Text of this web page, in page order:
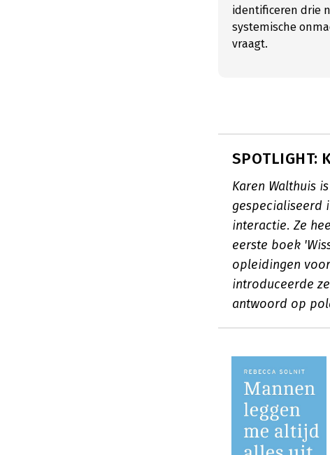
identificeren drie
systemische
vraagt.
Karen Walthuis
gespecialiseerd
interactie. Ze
eerste boek
opleidingen
introduceerde
antwoord op